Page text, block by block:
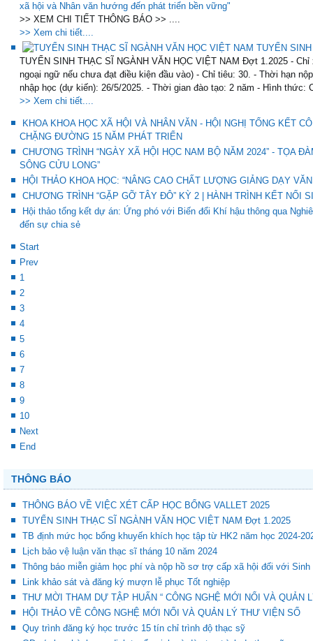
xã hội và Nhân văn hướng đến phát triển bền vững"
>> XEM CHI TIẾT THÔNG BÁO >> ....
>> Xem chi tiết....
TUYỂN
TUYỂN SINH THẠC SĨ NGÀNH VĂN HỌC VIỆT NAM Đợt 1.2025 -
ngoại ngữ nếu chưa đạt điều kiện đầu vào) - Chỉ tiêu: 30. - Thời hạn
nhập học (dự kiến): 26/5/2025. - Thời gian đào tạo: 2 năm - Hình thức:
>> Xem chi tiết....
KHOA KHOA HỌC XÃ HỘI VÀ NHÂN VĂN - HỘI NGHỊ TỔNG KẾT
CHẶNG ĐƯỜNG 15 NĂM PHÁT TRIỂN
CHƯƠNG TRÌNH “NGÀY XÃ HỘI HỌC NAM BỘ NĂM 2024” - TỌA
SÔNG CỬU LONG”
HỘI THẢO KHOA HỌC: “NÂNG CAO CHẤT LƯỢNG GIẢNG DẠY
CHƯƠNG TRÌNH “GẶP GỠ TÂY ĐÔ” KỲ 2 | HÀNH TRÌNH KẾT NỐI
Hội thảo tổng kết dự án: Ứng phó với Biến đổi Khí hậu thông qua
đến sự chia sẻ
Start
Prev
1
2
3
4
5
6
7
8
9
10
Next
End
THÔNG BÁO
THÔNG BÁO VỀ VIỆC XÉT CẤP HỌC BỔNG VALLET 2025
TUYỂN SINH THẠC SĨ NGÀNH VĂN HỌC VIỆT NAM Đợt 1.2025
TB định mức học bổng khuyến khích học tập từ HK2 năm học 2024-
Lịch bảo vệ luận văn thạc sĩ tháng 10 năm 2024
Thông báo miễn giảm học phí và nộp hồ sơ trợ cấp xã hội đối với Sinh
Link khảo sát và đăng ký mượn lễ phục Tốt nghiệp
THƯ MỜI THAM DỰ TẬP HUẤN “ CÔNG NGHỆ MỚI NỔI VÀ QUẢN
HỘI THẢO VỀ CÔNG NGHỆ MỚI NỔI VÀ QUẢN LÝ THƯ VIỆN SỐ
Quy trình đăng ký học trước 15 tín chỉ trình độ thạc sỹ